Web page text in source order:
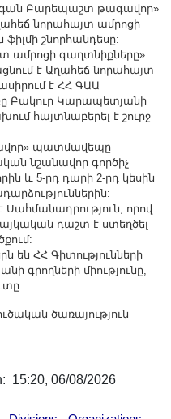
Բարեպաշտ թագավոր»
նորահայտ ամրոցի
շնորհանդեսը:
ամրոցի գաղտնիքները»
է Աղահեճ նորահայտ
է ՀՀ ԳԱԱ
Բակուր Կարապետյանի
հայտնաբերել է շուրջ
պատմավեպը
նշանավոր գործիչ
և 5-րդ դարի 2-րդ կեսին
որով
դաշտ է ստեղծել
են ՀՀ Գիտությունների
գրողների միությունը,
ծառայություն
15:20, 06/08/2026